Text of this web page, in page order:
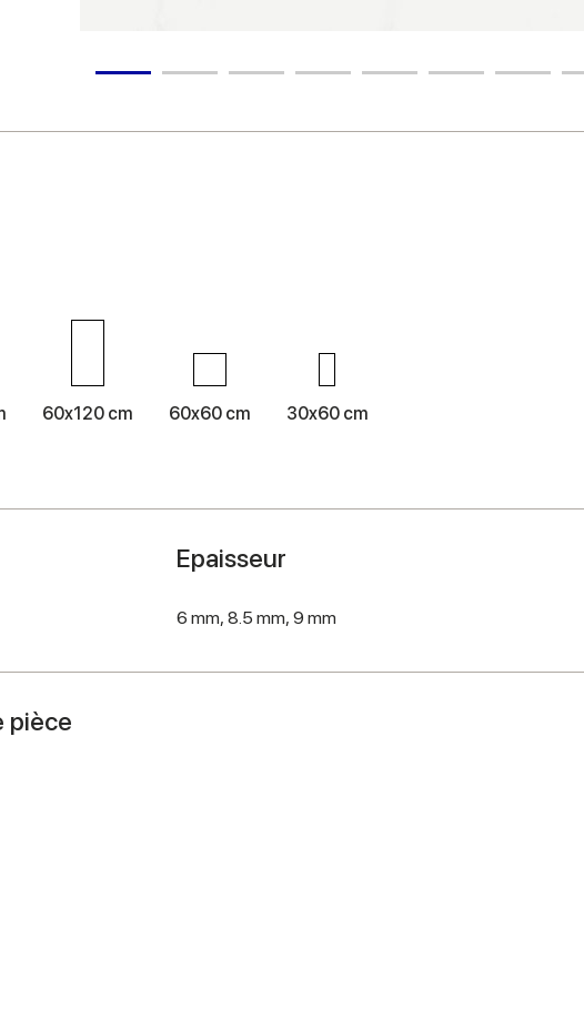
60x120 cm 60x60 cm 30x60 cm
Epaisseur
6 mm,8.5 mm,9 mm
pièce